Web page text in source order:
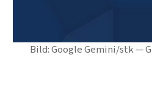
Bild: Google Gemini/stk —